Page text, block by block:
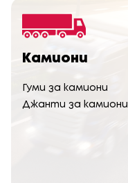
Камиони
Гуми за камиони
Джанти за камиони